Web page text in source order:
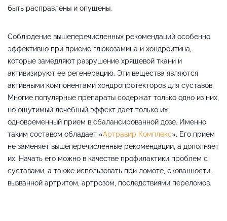
быть расправлены и опущены.
Соблюдение вышеперечисленных рекомендаций особенно
эффективно при приеме глюкозамина и хондроитина,
которые замедляют разрушение хрящевой ткани и
активизируют ее регенерацию. Эти вещества являются
активными компонентами хондропротекторов для суставов.
Многие популярные препараты содержат только одно из них,
но ощутимый лечебный эффект дает только их
одновременный прием в сбалансированной дозе. Именно
таким составом обладает «Артравир Комплекс». Его прием
не заменяет вышеперечисленные рекомендации, а дополняет
их. Начать его можно в качестве профилактики проблем с
суставами, а также использовать при ломоте, скованности,
вызванной артритом, артрозом, последствиями переломов.